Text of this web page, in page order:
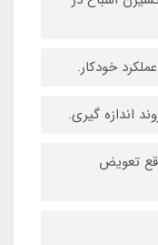
اندازه گیری.
تعویض